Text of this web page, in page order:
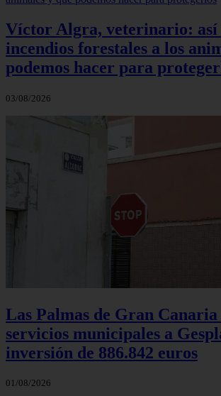
Víctor Algra, veterinario: así
incendios forestales a los
podemos hacer para
03/08/2026
Las Palmas de Gran
servicios municipales a
inversión de 886.842 euros
01/08/2026